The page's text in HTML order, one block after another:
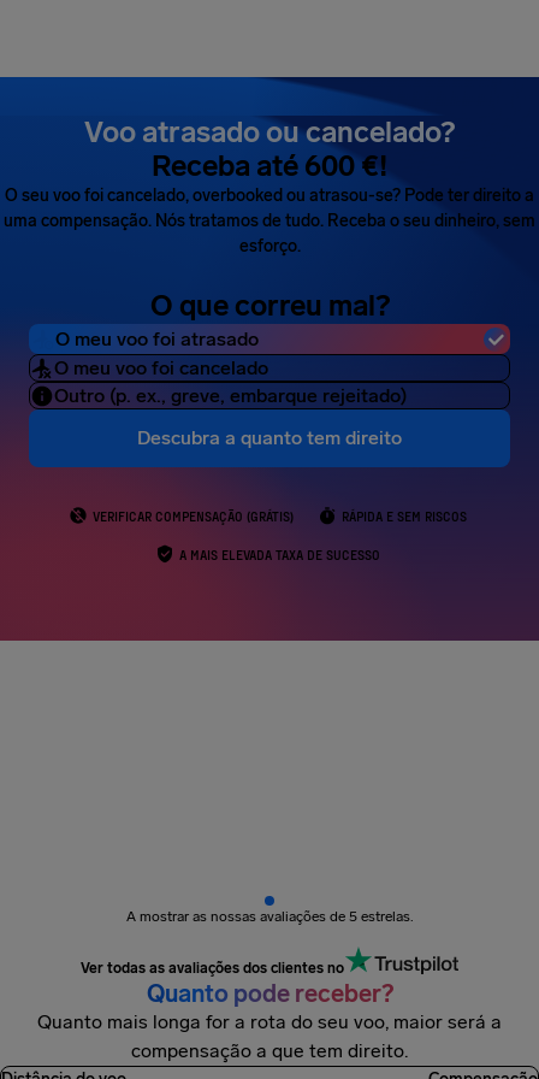
Voo atrasado ou cancelado?
Receba até 600 €!
O seu voo foi cancelado, overbooked ou atrasou-se? Pode ter direito a
uma compensação. Nós tratamos de tudo. Receba o seu dinheiro, sem
esforço.
O que correu mal?
O meu voo foi atrasado
O meu voo foi cancelado
Outro (p. ex., greve, embarque rejeitado)
Descubra a quanto tem direito
VERIFICAR COMPENSAÇÃO (GRÁTIS) RÁPIDA E SEM RISCOS
A MAIS ELEVADA TAXA DE SUCESSO
A mostrar as nossas avaliações de 5 estrelas.
Ver todas as avaliações dos clientes no
Quanto pode receber?
Quanto mais longa for a rota do seu voo, maior será a
compensação a que tem direito.